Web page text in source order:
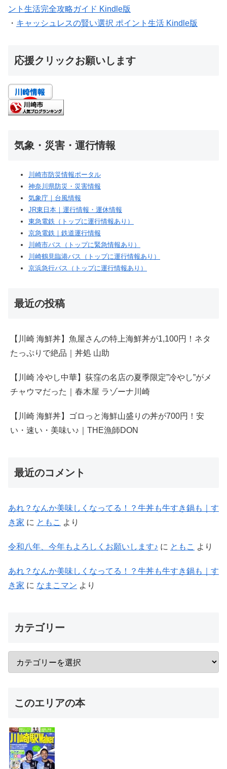
ント生活完全攻略ガイド Kindle版
・ キャッシュレスの賢い選択 ポイント生活 Kindle版
応援クリックお願いします
気象・災害・運行情報
川崎市防災情報ポータル
神奈川県防災・災害情報
気象庁｜台風情報
JR東日本｜運行情報・運休情報
東急電鉄（トップに運行情報あり）
京急電鉄｜鉄道運行情報
川崎市バス（トップに緊急情報あり）
川崎鶴見臨港バス（トップに運行情報あり）
京浜急行バス（トップに運行情報あり）
最近の投稿
【川崎 海鮮丼】魚屋さんの特上海鮮丼が1,100円！ネタ
たっぷりで絶品｜丼処 山助
【川崎 冷やし中華】荻窪の名店の夏季限定”冷やし”がメ
チャウマだった｜春木屋 ラゾーナ川崎
【川崎 海鮮丼】ゴロっと海鮮山盛りの丼が700円！安
い・速い・美味い♪｜THE漁師DON
最近のコメント
あれ？なんか美味しくなってる！？牛丼も牛すき鍋も｜す
き家 に ともこ より
令和八年、今年もよろしくお願いします♪ に ともこ より
あれ？なんか美味しくなってる！？牛丼も牛すき鍋も｜す
き家 に なまこマン より
カテゴリー
このエリアの本